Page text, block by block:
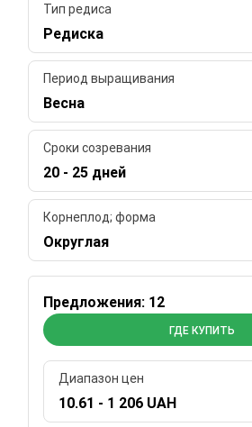
Тип редиса
Редиска
Период выращивания
Весна
Сроки созревания
20 - 25 дней
Корнеплод; форма
Округлая
Предложения: 12
ГДЕ КУПИТЬ
Диапазон цен
10.61 - 1 206 UAH